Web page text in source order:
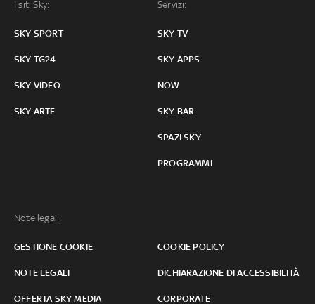
I siti Sky:
SKY SPORT
SKY TG24
SKY VIDEO
SKY ARTE
Servizi:
SKY TV
SKY APPS
NOW
SKY BAR
SPAZI SKY
PROGRAMMI
Note legali:
GESTIONE COOKIE COOKIE POLICY
NOTE LEGALI DICHIARAZIONE DI ACCESSIBILITÀ
OFFERTA SKY MEDIA CORPORATE